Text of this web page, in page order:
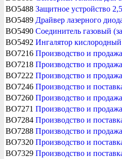
BO5488 Защитное устройство
BO5489 Драйвер лазерного
BO5490 Соединитель газовый
BO5492 Ингалятор
BO7216 Производство и
BO7218 Производство и
BO7222 Производство и
BO7246 Производство и
BO7260 Производство и
BO7271 Производство и
BO7284 Производство и
BO7288 Производство и
BO7320 Производство и
BO7329 Производство и